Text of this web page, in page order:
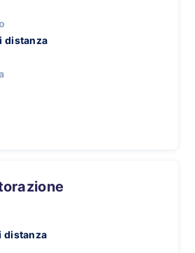
distanza
distanza